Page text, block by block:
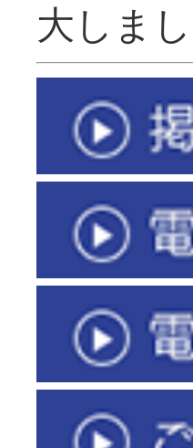
大